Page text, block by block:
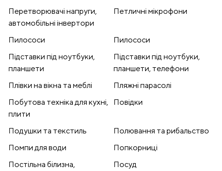
Перетворювачі напруги,
автомобільні інвертори
Петличні мікрофони
Пилососи
Пилососи
Підставки під ноутбуки,
планшети
Підставки під ноутбуки,
планшети, телефони
Плівки на вікна та меблі
Пляжні парасолі
Побутова техніка для кухні,
плити
Повідки
Подушки та текстиль
Полювання та рибальство
Помпи для води
Попкорниці
Постільна білизна,
Посуд